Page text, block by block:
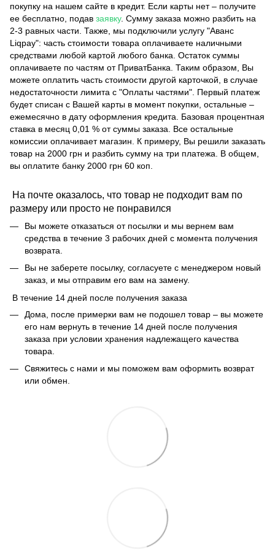
покупку на нашем сайте в кредит. Если карты нет – получите
ее бесплатно, подав заявку. Сумму заказа можно разбить на
2-3 равных части. Также, мы подключили услугу "Аванс
Liqpay": часть стоимости товара оплачиваете наличными
средствами любой картой любого банка. Остаток суммы
оплачиваете по частям от ПриватБанка. Таким образом, Вы
можете оплатить часть стоимости другой карточкой, в случае
недостаточности лимита с "Оплаты частями". Первый платеж
будет списан с Вашей карты в момент покупки, остальные –
ежемесячно в дату оформления кредита. Базовая процентная
ставка в месяц 0,01 % от суммы заказа. Все остальные
комиссии оплачивает магазин. К примеру, Вы решили заказать
товар на 2000 грн и разбить сумму на три платежа. В общем,
вы оплатите банку 2000 грн 60 коп.
На почте оказалось, что товар не подходит вам по
размеру или просто не понравился
Вы можете отказаться от посылки и мы вернем вам
средства в течение 3 рабочих дней с момента получения
возврата.
Вы не заберете посылку, согласуете с менеджером новый
заказ, и мы отправим его вам на замену.
В течение 14 дней после получения заказа
Дома, после примерки вам не подошел товар – вы можете
его нам вернуть в течение 14 дней после получения
заказа при условии хранения надлежащего качества
товара.
Свяжитесь с нами и мы поможем вам оформить возврат
или обмен.